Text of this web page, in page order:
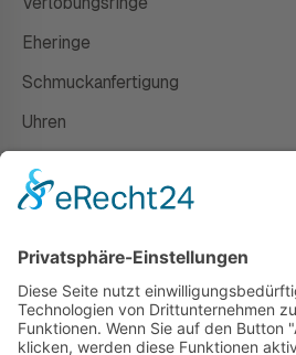
Eheringe
Schmuckanfertigung
Uhren
Susanne Steiger
Geschäfte